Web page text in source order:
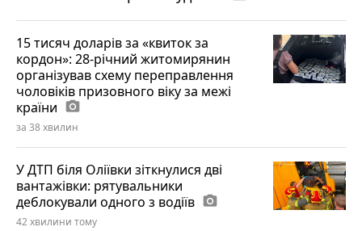
15 тисяч доларів за «квиток за
кордон»: 28-річний житомирянин
організував схему переправлення
чоловіків призовного віку за межі
країни photo_camera
за 38 хвилин
У ДТП біля Оліївки зіткнулися дві
вантажівки: рятувальники
деблокували одного з водіїв photo_camera
42 хвилини тому